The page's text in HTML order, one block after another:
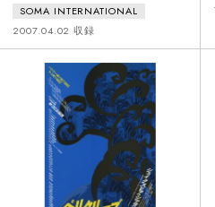
って演じられます。人形たちが短
いキャバレースタイルの曲に合わ
せて歌い、踊り、演じます。コス
プレのコンラッド、年老いた歌姫
ロレイン、かけだしの俳優マブ
ゥ、ラテン系の色男のキコ、そし
てシバ…。みんなその魅力と気ま
ぐれさで、観客を楽しませてくれ
ます。司会者シャーリーによって
紹介される曲は、タンゴからアフ
リカンミュー
SOMA INTERNATIONAL
2007.04.02 収録